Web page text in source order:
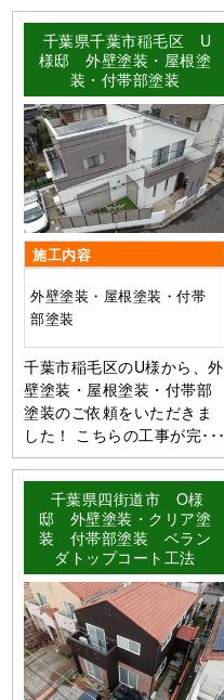
千葉県千葉市稲毛区 U
様邸 外壁塗装・屋根塗
装・付帯部塗装
施工内容
外壁塗装・屋根塗装・付帯
部塗装
千葉市稲毛区のU様から、外
壁塗装・屋根塗装・付帯部
塗装のご依頼をいただきま
した！ こちらの工事が完･･･
千葉県四街道市 O様
邸 外壁塗装・クリア塗
装 付帯部塗装 ベラン
ダトップコート工法